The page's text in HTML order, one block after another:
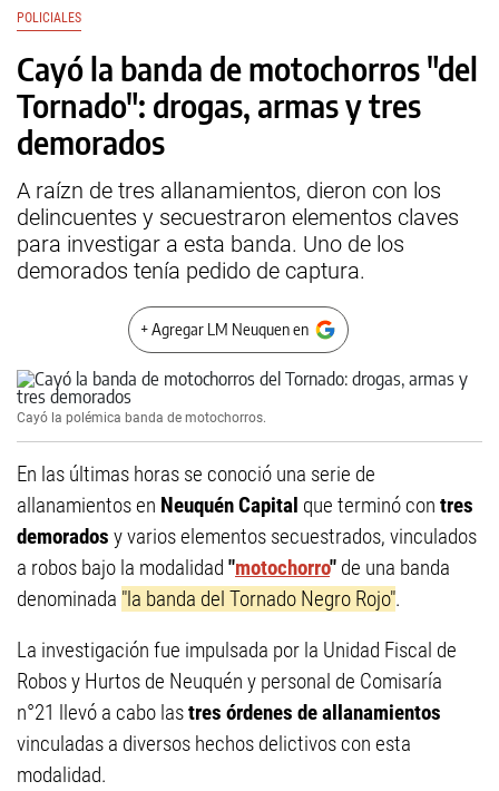
POLICIALES
Cayó la banda de motochorros "del
Tornado": drogas, armas y tres
demorados
A raízn de tres allanamientos, dieron con los
delincuentes y secuestraron elementos claves
para investigar a esta banda. Uno de los
demorados tenía pedido de captura.
+ Agregar LM Neuquen en
Cayó la polémica banda de motochorros.
En las últimas horas se conoció una serie de
allanamientos en Neuquén Capital que terminó con tres
demorados y varios elementos secuestrados, vinculados
a robos bajo la modalidad "motochorro" de una banda
denominada "la banda del Tornado Negro Rojo".
La investigación fue impulsada por la Unidad Fiscal de
Robos y Hurtos de Neuquén y personal de Comisaría
n°21 llevó a cabo lastres órdenes de allanamientos
vinculadas a diversos hechos delictivos con esta
modalidad.